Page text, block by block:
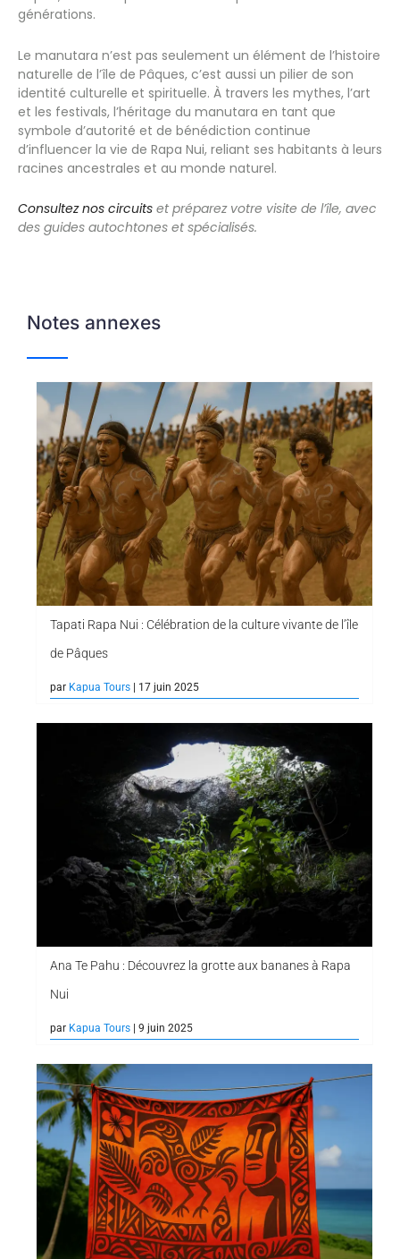
générations.
Le manutara n’est pas seulement un élément de l’histoire
naturelle de l’île de Pâques, c’est aussi un pilier de son
identité culturelle et spirituelle. À travers les mythes, l’art
et les festivals, l’héritage du manutara en tant que
symbole d’autorité et de bénédiction continue
d’influencer la vie de Rapa Nui, reliant ses habitants à leurs
racines ancestrales et au monde naturel.
Consultez nos circuits et préparez votre visite de l’île, avec
des guides autochtones et spécialisés.
Notes annexes
Tapati Rapa Nui : Célébration de la culture vivante de l’île
de Pâques
par Kapua Tours | 17 juin 2025
Ana Te Pahu : Découvrez la grotte aux bananes à Rapa
Nui
par Kapua Tours | 9 juin 2025